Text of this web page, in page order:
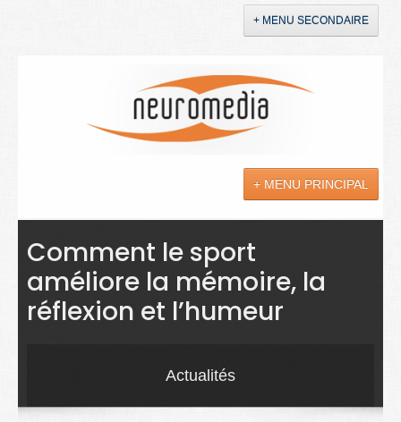
+ MENU SECONDAIRE
+ MENU PRINCIPAL
Actualités
Sciences
Maladies
Comment le sport
améliore la mémoire, la
réflexion et l’humeur
Actualités